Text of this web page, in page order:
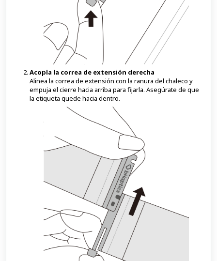
Acopla la correa de extensión derecha
Alinea la correa de extensión con la ranura del chaleco y
empuja el cierre hacia arriba para fijarla. Asegúrate de que
la etiqueta quede hacia dentro.